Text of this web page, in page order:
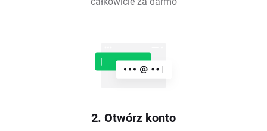
2. Otwórz konto